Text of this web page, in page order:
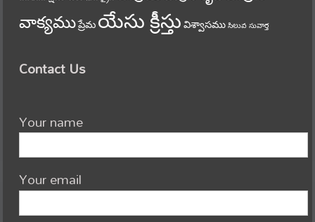
వాక్యముప్రేమ యేసు క్రీస్తు విశ్వాసము సిలువ సువార్త
Contact Us
Your name
Your email